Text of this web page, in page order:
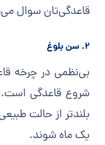
قاعدگی‌تان سوال
۲. سن بلوغ
بی‌نظمی در چرخه
شروع قاعدگی است.
بلندتر از حالت
یک ماه شوند.